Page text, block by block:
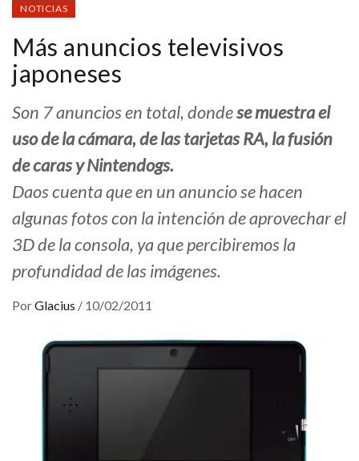
NOTICIAS
Más anuncios televisivos
japoneses
Son 7 anuncios en total, dondese muestra el
uso de la cámara, de las tarjetas RA, la fusión
de caras y Nintendogs.
Daos cuenta que en un anuncio se hacen
algunas fotos con la intención de aprovechar el
3D de la consola, ya que percibiremos la
profundidad de las imágenes.
PorGlacius / 10/02/2011